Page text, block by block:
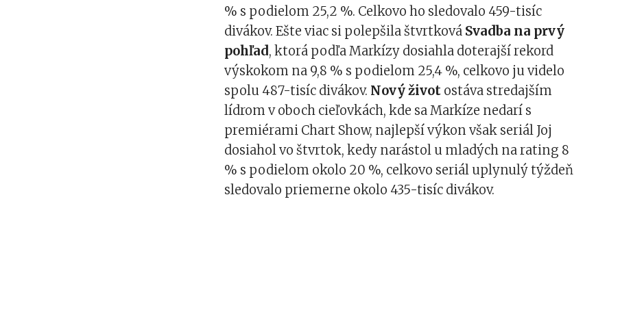
% s podielom 25,2 %. Celkovo ho sledovalo 459-tisíc
divákov. Ešte viac si polepšila štvrtková Svadba na prvý
pohľad, ktorá podľa Markízy dosiahla doterajší rekord
výskokom na 9,8 % s podielom 25,4 %, celkovo ju videlo
spolu 487-tisíc divákov. Nový život ostáva stredajším
lídrom v oboch cieľovkách, kde sa Markíze nedarí s
premiérami Chart Show, najlepší výkon však seriál Joj
dosiahol vo štvrtok, kedy narástol u mladých na rating 8
% s podielom okolo 20 %, celkovo seriál uplynulý týždeň
sledovalo priemerne okolo 435-tisíc divákov.